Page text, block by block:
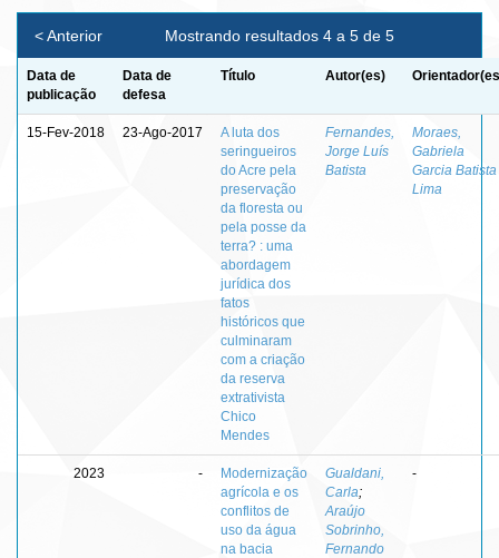
Mostrando resultados 4 a 5 de 5
< Anterior
Data de
publicação
Data de
defesa
Título Autor(es)
15-Fev-2018 23-Ago-2017
A luta dos
seringueiros
do Acre pela
preservação
da floresta ou
pela posse da
terra? : uma
abordagem
jurídica dos
fatos
históricos que
culminaram
com a criação
da reserva
extrativista
Chico
Mendes
Fernandes,
Jorge Luís
Batista
Moraes,
Gabriela
Garcia Batista
Lima
2023 -
Modernização
agrícola e os
conflitos de
uso da água
na bacia
Gualdani,
Carla;
Araújo
Sobrinho,
Fernando
-